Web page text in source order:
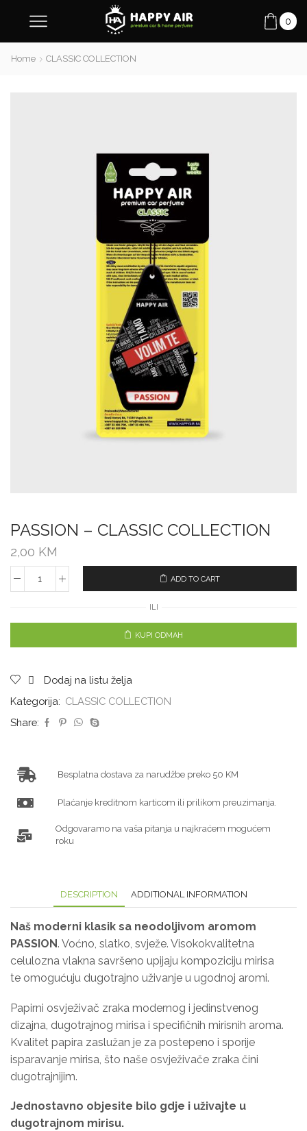
0
Home CLASSIC COLLECTION
PASSION – CLASSIC COLLECTION
2,00 KM
ADD TO CART
ILI
KUPI ODMAH
Dodaj na listu želja
Kategorija: CLASSIC COLLECTION
Share:
Besplatna dostava za narudžbe preko 50 KM
Plaćanje kreditnom karticom ili prilikom preuzimanja.
Odgovaramo na vaša pitanja u najkraćem mogućem
roku
DESCRIPTION ADDITIONAL INFORMATION
Naš moderni klasik sa neodoljivom aromom
PASSION. Voćno, slatko, svježe. Visokokvalitetna
celulozna vlakna savršeno upijaju kompoziciju mirisa
te omogućuju dugotrajno uživanje u ugodnoj aromi.
Papirni osvježivač zraka modernog i jedinstvenog
dizajna, dugotrajnog mirisa i specifičnih mirisnih aroma.
Kvalitet papira zaslužan je za postepeno i sporije
isparavanje mirisa, što naše osvježivače zraka čini
dugotrajnijim.
Jednostavno objesite bilo gdje i uživajte u
dugotrajnom mirisu.